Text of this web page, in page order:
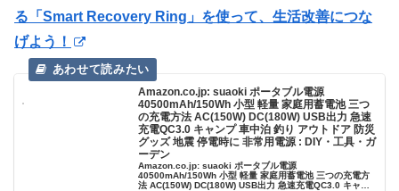
る「Smart Recovery Ring」を使って、生活改善につな
げよう！
Amazon.co.jp: suaoki ポータブル電源
40500mAh/150Wh 小型 軽量 家庭用蓄電池 三つ
の充電方法 AC(150W) DC(180W) USB出力 急速
充電QC3.0 キャンプ 車中泊 釣り アウトドア 防災
グッズ 地震 停電時に 非常用電源 : DIY・工具・ガ
ーデン
Amazon.co.jp: suaoki ポータブル電源
40500mAh/150Wh 小型 軽量 家庭用蓄電池 三つの充電方
法 AC(150W) DC(180W) USB出力 急速充電QC3.0 キャン